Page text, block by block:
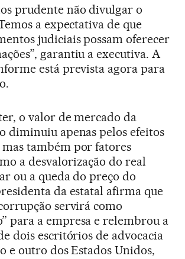
prudente não divulgar o
a expectativa de que
judiciais possam oferecer
garantiu a executiva. A
está prevista agora para
o valor de mercado da
diminuiu apenas pelos efeitos
mas também por fatores
a desvalorização do real
ou a queda do preço do
da estatal afirma que
servirá como
para a empresa e relembrou a
dois escritórios de advocacia
e outro dos Estados Unidos,